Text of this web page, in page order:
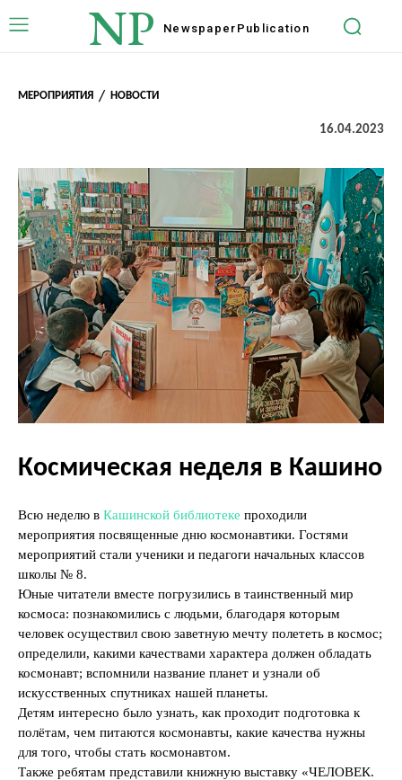
NP Newspaper Publication
МЕРОПРИЯТИЯ НОВОСТИ
16.04.2023
Космическая неделя в Кашино
Всю неделю в Кашинской библиотеке проходили
мероприятия посвященные дню космонавтики. Гостями
мероприятий стали ученики и педагоги начальных классов
школы № 8.
Юные читатели вместе погрузились в таинственный мир
космоса: познакомились с людьми, благодаря которым
человек осуществил свою заветную мечту полететь в космос;
определили, какими качествами характера должен обладать
космонавт; вспомнили название планет и узнали об
искусственных спутниках нашей планеты.
Детям интересно было узнать, как проходит подготовка к
полётам, чем питаются космонавты, какие качества нужны
для того, чтобы стать космонавтом.
Также ребятам представили книжную выставку «ЧЕЛОВЕК.